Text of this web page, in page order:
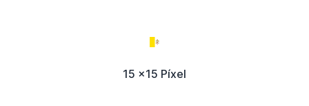
15 x15 Píxel